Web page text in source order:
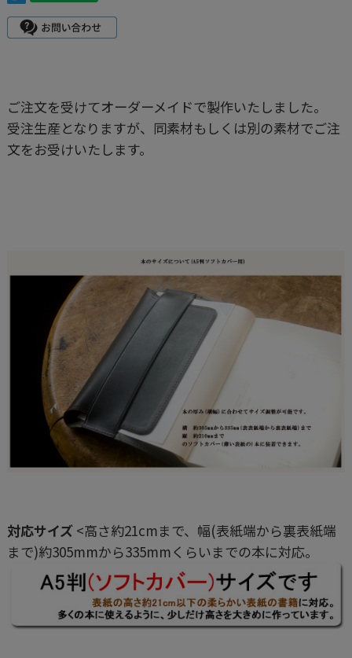
ご注文を受けてオーダーメイドで製作いたしました。
受注生産となりますが、同素材もしくは別の素材でご注
文をお受けいたします。
対応サイズ<高さ約21cmまで、幅(表紙端から裏表紙端
まで)約305mmから335mmくらいまでの本に対応。